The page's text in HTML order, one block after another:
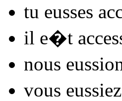
tu eusses
il e�t
nous
vous